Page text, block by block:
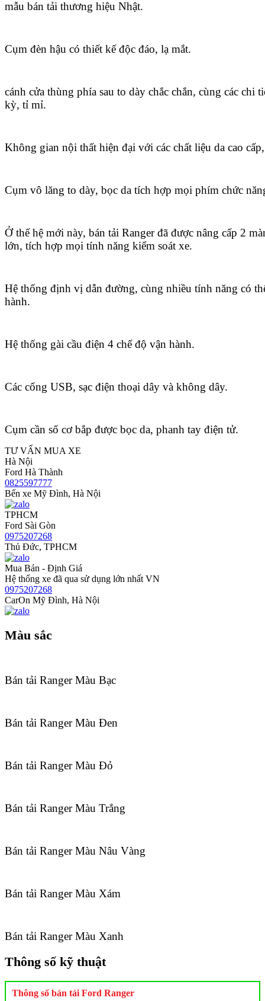
mẫu bán tải thương hiệu Nhật.
Cụm đèn hậu có thiết kế độc đáo, lạ mắt.
cánh cửa thùng phía sau to dày chắc chắn, cùng các chi
kỳ, tỉ mỉ.
Không gian nội thất hiện đại với các chất liệu da cao
Cụm vô lăng to dày, bọc da tích hợp mọi phím chức
Ở thế hệ mới này, bán tải Ranger đã được nâng cấp 2
lớn, tích hợp mọi tính năng kiểm soát xe.
Hệ thống định vị dẫn đường, cùng nhiều tính năng có
hành.
Hệ thống gài cầu điện 4 chế độ vận hành.
Các cổng USB, sạc điện thoại dây và không dây.
Cụm cần số cơ bắp được bọc da, phanh tay điện tử.
TƯ VẤN MUA XE
Hà Nội
Ford Hà Thành
0825597777
Bến xe Mỹ Đình, Hà Nội
TPHCM
Ford Sài Gòn
0975207268
Thủ Đức, TPHCM
Mua Bán - Định Giá
Hệ thống xe đã qua sử dụng lớn nhất VN
0975207268
CarOn Mỹ Đình, Hà Nội
Màu sắc
Bán tải Ranger Màu Bạc
Bán tải Ranger Màu Đen
Bán tải Ranger Màu Đỏ
Bán tải Ranger Màu Trắng
Bán tải Ranger Màu Nâu Vàng
Bán tải Ranger Màu Xám
Bán tải Ranger Màu Xanh
Thông số kỹ thuật
Thông số bán tải Ford Ranger